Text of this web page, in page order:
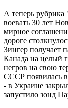
А теперь рубрика
воевать 30 лет
мирное
дороге
Зингер получает
Канада на целый
негров на свою
СССР появилась
- в Украине
запустило зонд